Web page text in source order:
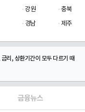
강원
충북
경남 제주
리, 상환기간이 모두 다르기 때
금융뉴스